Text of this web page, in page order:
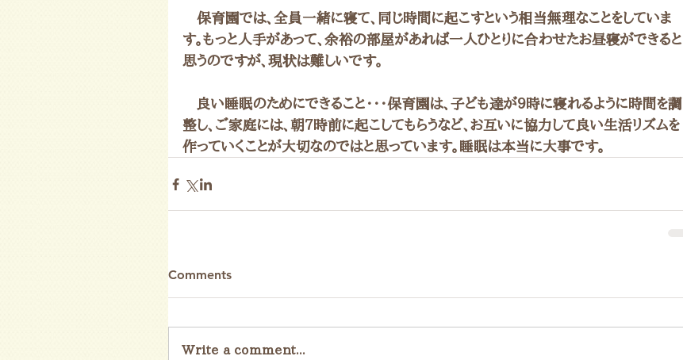
保育園では、全員一緒に寝て、同じ時間に起こすという相当無理なことをしていま
す。もっと人手があって、余裕の部屋があれば一人ひとりに合わせたお昼寝ができると
思うのですが、現状は難しいです。
良い睡眠のためにできること・・・保育園は、子ども達が9時に寝れるように時間を調
整し、ご家庭には、朝7時前に起こしてもらうなど、お互いに協力して良い生活リズムを
作っていくことが大切なのではと思っています。睡眠は本当に大事です。
Comments
Write a comment...